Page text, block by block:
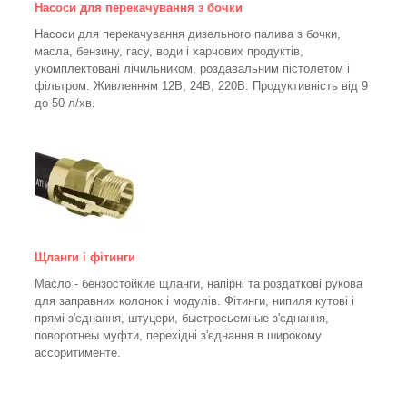
Насоси для перекачування з бочки
Насоси для перекачування дизельного палива з бочки,
масла, бензину, гасу, води і харчових продуктів,
укомплектовані лічильником, роздавальним пістолетом і
фільтром. Живленням 12В, 24В, 220В. Продуктивність від 9
до 50 л/хв.
Щланги і фітинги
Масло - бензостойкие щланги, напірні та роздаткові рукова
для заправних колонок і модулів. Фітинги, нипиля кутові і
прямі з'єднання, штуцери, быстросьемные з'єднання,
поворотнеы муфти, перехідні з'єднання в широкому
ассоритименте.